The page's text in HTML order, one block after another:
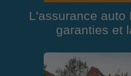
L'assurance auto
garanties et